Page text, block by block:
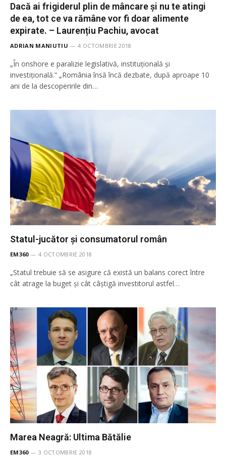
Dacă ai frigiderul plin de mâncare și nu te atingi
de ea, tot ce va rămâne vor fi doar alimente
expirate. – Laurențiu Pachiu, avocat
ADRIAN MANIUTIU 4 OCTOMBRIE 2018
„În onshore e paralizie legislativă, instituțională și
investițională.” „România însă încă dezbate, după aproape 10
ani de la descoperirile din…
Statul-jucător și consumatorul român
EM360 4 OCTOMBRIE 2018
„Statul trebuie să se asigure că există un balans corect între
cât atrage la buget și cât câștigă investitorul astfel…
Marea Neagră: Ultima Bătălie
EM360 3 OCTOMBRIE 2018